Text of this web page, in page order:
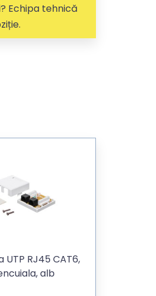
Echipa tehnică
UTP RJ45 CAT6,
alb